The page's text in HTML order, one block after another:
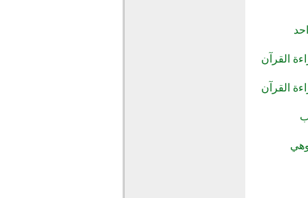
القرآن
القرآن